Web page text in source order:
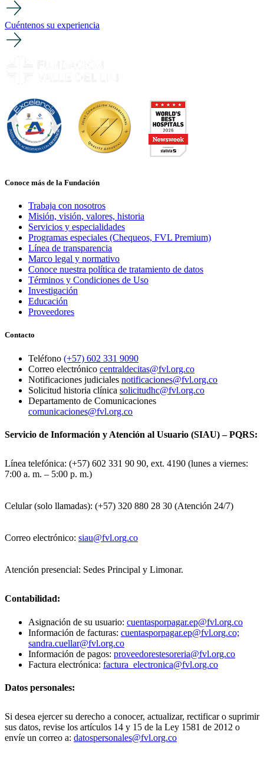
Cuéntenos su experiencia
Conoce más de la Fundación
Trabaja con nosotros
Misión, visión, valores, historia
Servicios y especialidades
Programas especiales (Chequeos, FVL Premium)
Línea de transparencia
Marco legal y normativo
Conoce nuestra política de tratamiento de datos
Términos y Condiciones de Uso
Investigación
Educación
Proveedores
Contacto
Teléfono (+57) 602 331 9090
Correo electrónico centraldecitas@fvl.org.co
Notificaciones judiciales notificaciones@fvl.org.co
Solicitud historia clínica solicitudhc@fvl.org.co
Departamento de Comunicaciones
comunicaciones@fvl.org.co
Servicio de Información y Atención al Usuario (SIAU) – PQRS:
Línea telefónica: (+57) 602 331 90 90, ext. 4190 (lunes a viernes:
7:00 a. m. – 5:00 p. m.)
Celular (solo llamadas): (+57) 320 880 28 30 (Atención 24/7)
Correo electrónico: siau@fvl.org.co
Atención presencial: Sedes Principal y Limonar.
Contabilidad:
Asignación de su usuario: cuentasporpagar.ep@fvl.org.co
Información de facturas: cuentasporpagar.ep@fvl.org.co;
sandra.cuellar@fvl.org.co
Información de pagos: proveedorestesoreria@fvl.org.co
Factura electrónica: factura_electronica@fvl.org.co
Datos personales:
Si desea ejercer su derecho a conocer, actualizar, rectificar o suprimir
sus datos, revise los artículos 14 y 15 de la Ley 1581 de 2012 o
envíe un correo a: datospersonales@fvl.org.co